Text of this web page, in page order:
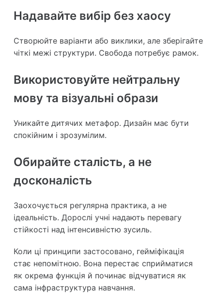
Надавайте вибір без хаосу
Створюйте варіанти або виклики, але зберігайте
чіткі межі структури. Свобода потребує рамок.
Використовуйте нейтральну
мову та візуальні образи
Уникайте дитячих метафор. Дизайн має бути
спокійним і зрозумілим.
Обирайте сталість, а не
досконалість
Заохочується регулярна практика, а не
ідеальність. Дорослі учні надають перевагу
стійкості над інтенсивністю зусиль.
Коли ці принципи застосовано, гейміфікація
стає непомітною. Вона перестає сприйматися
як окрема функція й починає відчуватися як
сама інфраструктура навчання.